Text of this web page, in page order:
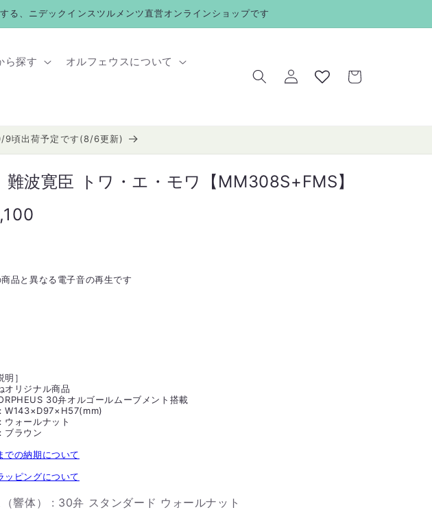
る、ニデックインスツルメンツ直営オンラインショップです
ら探す オルフェウスについて
グ
イ
ー
9頃出荷予定です(8/6更新)
難波寛臣 トワ・エ・モワ【MM308S+FMS】
品と異なる電子音の再生です
明］
オリジナル商品
30弁オルゴールムーブメント搭載
W143×D97×H57(mm)
ォールナット
ブラウン
での納期について
ッピングについて
響体） : 30弁 スタンダード ウォールナット